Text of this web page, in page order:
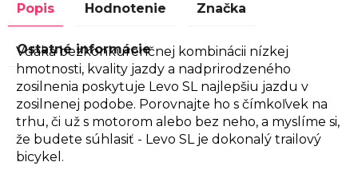
Popis Hodnotenie Značka
Ostatné informácie
Vďaka bezkonkurenčnej kombinácii nízkej
hmotnosti, kvality jazdy a nadprirodzeného
zosilnenia poskytuje Levo SL najlepšiu jazdu v
zosilnenej podobe. Porovnajte ho s čímkoľvek na
trhu, či už s motorom alebo bez neho, a myslíme si,
že budete súhlasiť - Levo SL je dokonalý trailový
bicykel.